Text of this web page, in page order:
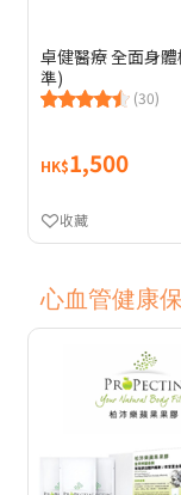
卓健醫療 全面身
準)
(30)
HK$1,500
收藏
心血管健康